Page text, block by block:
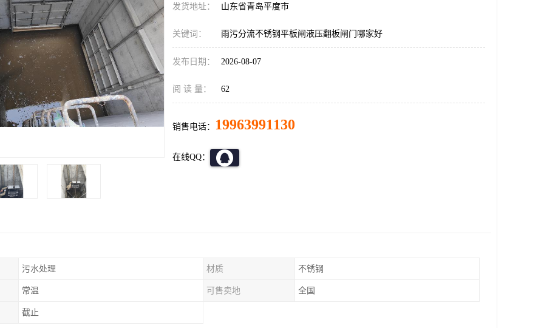
发货地址： 山东省青岛平度市
关键词： 雨污分流不锈钢平板闸液压翻板闸门哪家好
发布日期： 2026-08-07
阅 读 量： 62
销售电话： 19963991130
在线QQ：
污水处理 材质 不锈钢
常温 可售卖地 全国
截止